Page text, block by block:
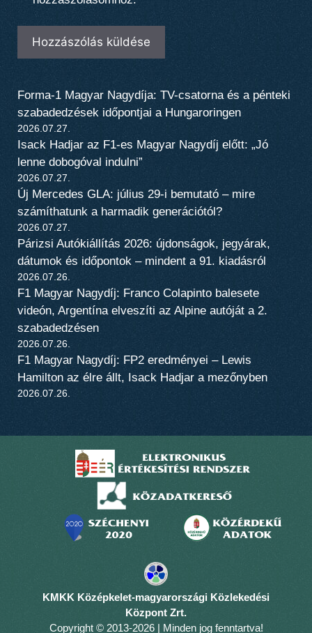
Forma-1 Magyar Nagydíja: TV-csatorna és a pénteki
szabadedzések időpontjai a Hungaroringen
2026.07.27.
Isack Hadjar az F1-es Magyar Nagydíj előtt: „Jó
lenne dobogóval indulni”
2026.07.27.
Új Mercedes GLA: július 29-i bemutató – mire
számíthatunk a harmadik generációtól?
2026.07.27.
Párizsi Autókiállítás 2026: újdonságok, jegyárak,
dátumok és időpontok – mindent a 91. kiadásról
2026.07.26.
F1 Magyar Nagydíj: Franco Colapinto balesete
videón, Argentína elveszíti az Alpine autóját a 2.
szabadedzésen
2026.07.26.
F1 Magyar Nagydíj: FP2 eredményei – Lewis
Hamilton az élre állt, Isack Hadjar a mezőnyben
2026.07.26.
KMKK Középkelet-magyarországi Közlekedési
Központ Zrt.
Copyright © 2013-2026 | Minden jog fenntartva!